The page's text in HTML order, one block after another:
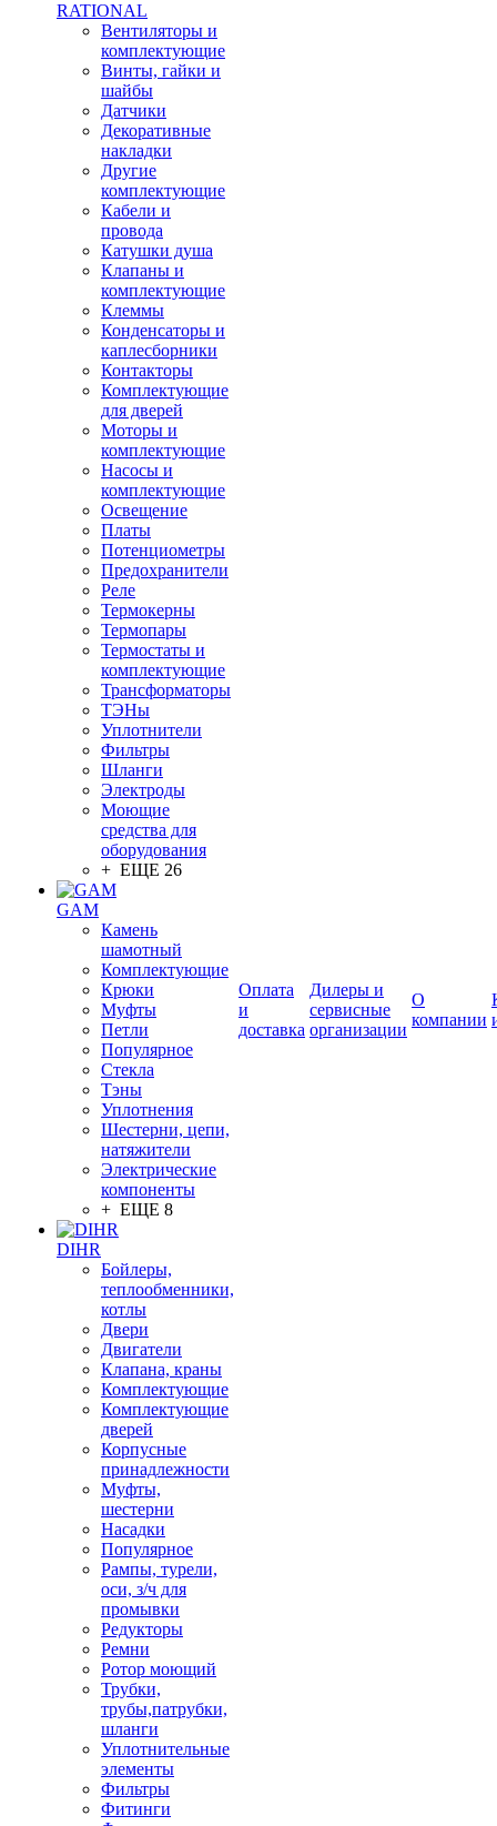
RATIONAL
Вентиляторы и
комплектующие
Винты, гайки и
шайбы
Датчики
Декоративные
накладки
Другие
комплектующие
Кабели и
провода
Катушки душа
Клапаны и
комплектующие
Клеммы
Конденсаторы и
каплесборники
Контакторы
Комплектующие
для дверей
Моторы и
комплектующие
Насосы и
комплектующие
Освещение
Платы
Потенциометры
Предохранители
Реле
Термокерны
Термопары
Термостаты и
комплектующие
Трансформаторы
ТЭНы
Уплотнители
Фильтры
Шланги
Электроды
Моющие
средства для
оборудования
+ ЕЩЕ 26
GAM
Камень
шамотный
Комплектующие
Крюки
Муфты
Петли
Популярное
Стекла
Тэны
Уплотнения
Шестерни, цепи,
натяжители
Электрические
компоненты
+ ЕЩЕ 8
DIHR
Бойлеры,
теплообменники,
котлы
Двери
Двигатели
Клапана, краны
Комплектующие
Комплектующие
дверей
Корпусные
принадлежности
Муфты,
шестерни
Насадки
Популярное
Рампы, турели,
оси, з/ч для
промывки
Редукторы
Ремни
Ротор моющий
Трубки,
трубы,патрубки,
шланги
Уплотнительные
элементы
Фильтры
Фитинги
Оплата
и
доставка
Дилеры и
сервисные
организации
О
компании